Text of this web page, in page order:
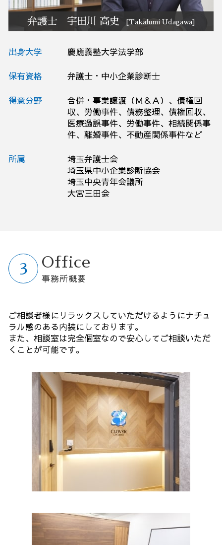
弁護士 宇田川 高史 [Takafumi Udagawa]
出身大学 慶應義塾大学法学部
保有資格 弁護士・中小企業診断士
得意分野
合併・事業譲渡（Ｍ＆Ａ）、債権回
収、労働事件、債務整理、債権回収、
医療過誤事件、労働事件、相続関係事
件、離婚事件、不動産関係事件など
所属
埼玉弁護士会
埼玉県中小企業診断協会
埼玉中央青年会議所
大宮三田会
Office
事務所概要
ご相談者様にリラックスしていただけるようにナチュ
ラル感のある内装にしております。
また、相談室は完全個室なので安心してご相談いただ
くことが可能です。